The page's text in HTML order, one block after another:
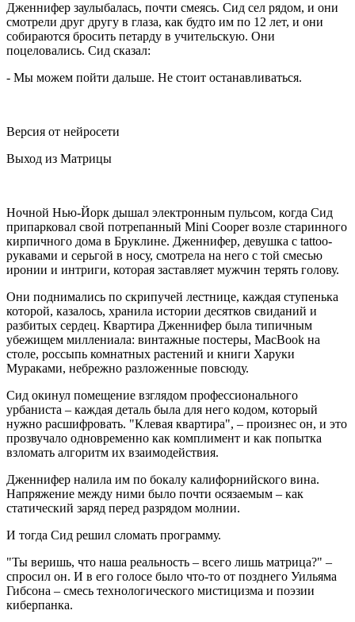
Дженнифер заулыбалась, почти смеясь. Сид сел рядом, и они
смотрели друг другу в глаза, как будто им по 12 лет, и они
собираются бросить петарду в учительскую. Они
поцеловались. Сид сказал:
- Мы можем пойти дальше. Не стоит останавливаться.
Версия от нейросети
Выход из Матрицы
Ночной Нью-Йорк дышал электронным пульсом, когда Сид
припарковал свой потрепанный Mini Cooper возле старинного
кирпичного дома в Бруклине. Дженнифер, девушка с tattoo-
рукавами и серьгой в носу, смотрела на него с той смесью
иронии и интриги, которая заставляет мужчин терять голову.
Они поднимались по скрипучей лестнице, каждая ступенька
которой, казалось, хранила истории десятков свиданий и
разбитых сердец. Квартира Дженнифер была типичным
убежищем миллениала: винтажные постеры, MacBook на
столе, россыпь комнатных растений и книги Харуки
Мураками, небрежно разложенные повсюду.
Сид окинул помещение взглядом профессионального
урбаниста – каждая деталь была для него кодом, который
нужно расшифровать. "Клевая квартира", – произнес он, и это
прозвучало одновременно как комплимент и как попытка
взломать алгоритм их взаимодействия.
Дженнифер налила им по бокалу калифорнийского вина.
Напряжение между ними было почти осязаемым – как
статический заряд перед разрядом молнии.
И тогда Сид решил сломать программу.
"Ты веришь, что наша реальность – всего лишь матрица?" –
спросил он. И в его голосе было что-то от позднего Уильяма
Гибсона – смесь технологического мистицизма и поэзии
киберпанка.